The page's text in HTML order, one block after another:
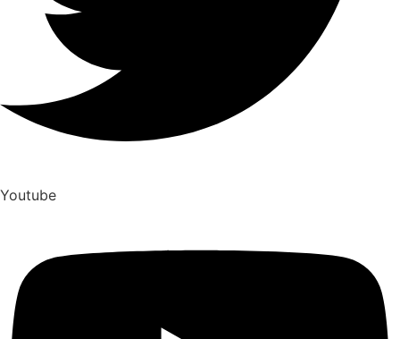
Youtube